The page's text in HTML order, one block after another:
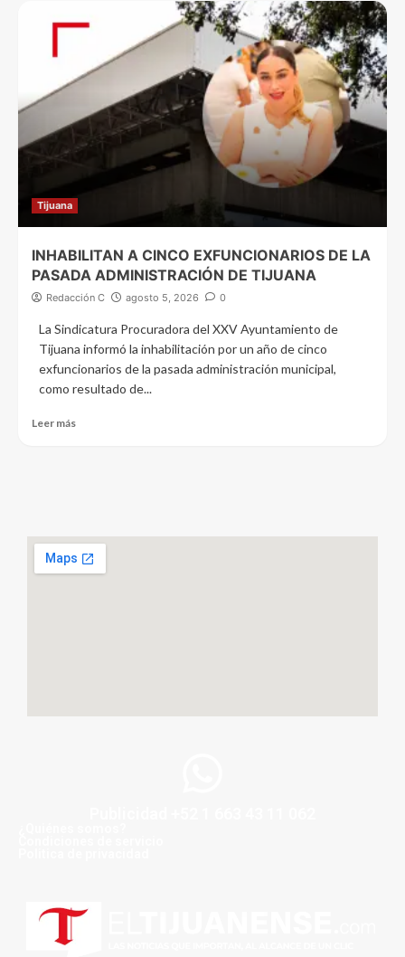
Tijuana
INHABILITAN A CINCO EXFUNCIONARIOS DE LA
PASADA ADMINISTRACIÓN DE TIJUANA
Redacción C agosto 5, 2026 0
La Sindicatura Procuradora del XXV Ayuntamiento de
Tijuana informó la inhabilitación por un año de cinco
exfuncionarios de la pasada administración municipal,
como resultado de...
Leer más